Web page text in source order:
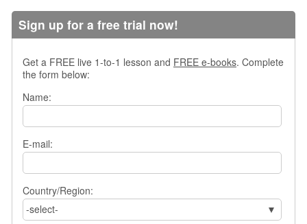
o
s
Sign up for a free trial now!
Get a FREE live 1-to-1 lesson and FREE e-books. Complete
the form below:
Name:
E-mail:
Country/Region:
-select-